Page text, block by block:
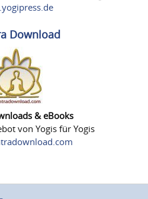
Download
& eBooks
von Yogis für Yogis